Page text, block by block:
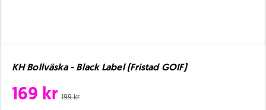
KH Bollväska - Black Label (Fristad GOIF)
169 kr 199 kr